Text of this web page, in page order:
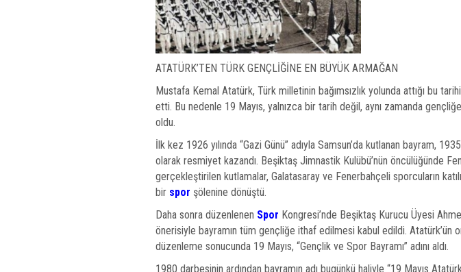
ATATÜRK’TEN TÜRK GENÇLİĞİNE EN BÜYÜK ARMAĞAN
Mustafa Kemal Atatürk, Türk milletinin bağımsızlık yolunda attığı bu
etti. Bu nedenle 19 Mayıs, yalnızca bir tarih değil, aynı zamanda
oldu.
İlk kez 1926 yılında “Gazi Günü” adıyla Samsun’da kutlanan bayram, 1935
olarak resmiyet kazandı. Beşiktaş Jimnastik Kulübü’nün öncülüğünde
gerçekleştirilen kutlamalar, Galatasaray ve Fenerbahçeli sporcuların
bir spor şölenine dönüştü.
Daha sonra düzenlenen Spor Kongresi’nde Beşiktaş Kurucu Üyesi
önerisiyle bayramın tüm gençliğe ithaf edilmesi kabul edildi. Atatürk’ün
düzenleme sonucunda 19 Mayıs, “Gençlik ve Spor Bayramı” adını aldı.
1980 darbesinin ardından bayramın adı bugünkü haliyle “19 Mayıs